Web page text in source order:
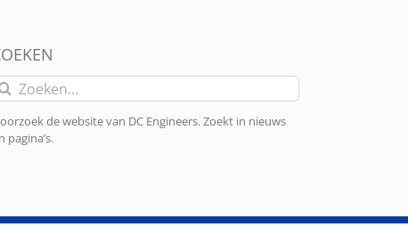
de website van DC Engineers. Zoekt in nieuws
pagina’s.